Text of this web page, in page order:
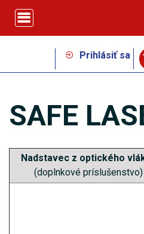
Prihlásiť sa
SAFE
Nadstavec z optického
(doplnkové príslušenstvo)